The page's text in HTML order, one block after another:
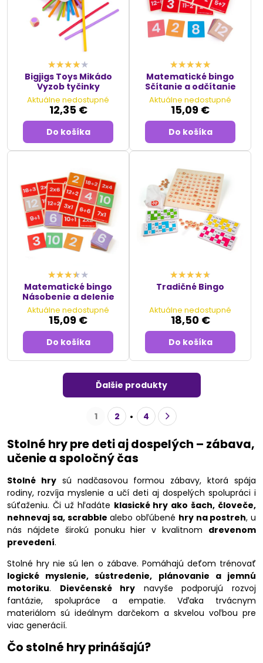
Bigjigs Toys Mikádo
Vyzob tyčinky
Aktuálne nedostupné
12,35 €
Do košíka
Matematické bingo
Sčítanie a odčítanie
Aktuálne nedostupné
15,09 €
Do košíka
Matematické bingo
Násobenie a delenie
Aktuálne nedostupné
15,09 €
Do košíka
Tradičné Bingo
Aktuálne nedostupné
18,50 €
Do košíka
Ďalšie produkty
1 2 4
Stolné hry pre deti aj dospelých – zábava,
učenie a spoločný čas
Stolné hrysú nadčasovou formou zábavy, ktorá spája
rodiny, rozvíja myslenie a učí deti aj dospelých spolupráci i
súťaženiu. Či už hľadáte klasické hry ako šach, človeče,
nehnevaj sa, scrabble alebo obľúbené hry na postreh, u
nás nájdete širokú ponuku hier v kvalitnom drevenom
prevedení.
Stolné hry nie sú len o zábave. Pomáhajú deťom trénovať
logické myslenie, sústredenie, plánovanie a jemnú
motoriku. Dievčenské hry navyše podporujú rozvoj
fantázie, spolupráce a empatie. Vďaka trvácnym
materiálom sú ideálnym darčekom a skvelou voľbou pre
viac generácií.
Čo stolné hry prinášajú?